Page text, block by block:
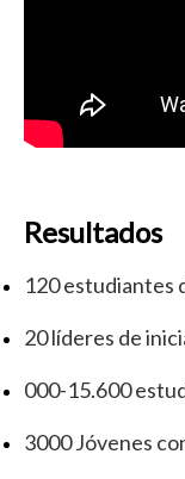
Resultados
120 estudiantes
20 líderes de
000-15.600
3000 Jóvenes